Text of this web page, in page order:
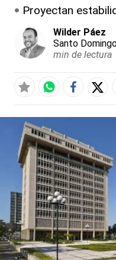
Proyectan
Wilder Páez
Santo
min de lectura